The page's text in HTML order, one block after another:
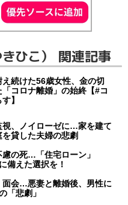
ひこ） 関連記事
続けた56歳女性、金の切
コロナ離婚」の始終【#コ
】
視、ノイローゼに…家を建て
貸した夫婦の悲劇
の死…「住宅ローン」
備えた選択を！
面会…悪妻と離婚後、男性に
「悲劇」